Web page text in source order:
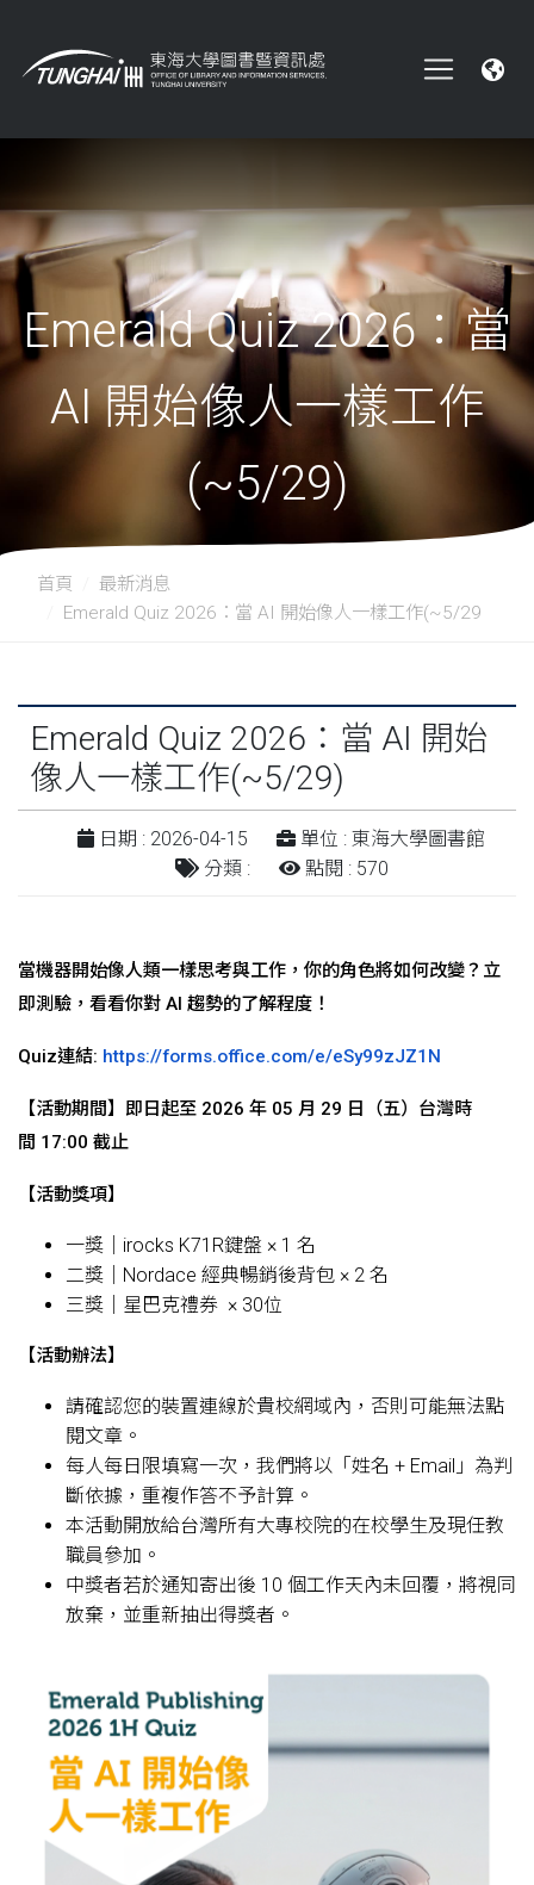
Emerald Quiz 2026：當
AI 開始像人一樣工作
(~5/29)
首頁
最新消息
Emerald Quiz 2026：當 AI 開始像人一樣工作(~5/29
Emerald Quiz 2026：當 AI 開始
像人一樣工作(~5/29)
日期 : 2026-04-15
單位 : 東海大學圖書館
分類 :
點閱 : 570
當機器開始像人類一樣思考與工作，你的角色將如何改變？立
即測驗，看看你對 AI 趨勢的了解程度！
Quiz連結: https://forms.office.com/e/eSy99zJZ1N
【活動期間】即日起至 2026 年 05 月 29 日（五） 台灣時
間 17:00 截止
【活動獎項】
一獎｜irocks K71R鍵盤 × 1 名
二獎｜Nordace 經典暢銷後背包 × 2 名
三獎｜星巴克禮券 × 30位
【活動辦法】
請確認您的裝置連線於貴校網域內，否則可能無法點
閱文章。
每人每日限填寫一次，我們將以「姓名 + Email」為判
斷依據，重複作答不予計算。
本活動開放給台灣所有大專校院的在校學生及現任教
職員參加。
中獎者若於通知寄出後 10 個工作天內未回覆， 將視同
放棄，並重新抽出得獎者。